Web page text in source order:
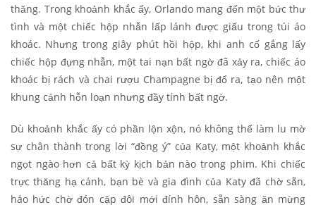
thăng. Trong khoảnh khắc ấy, Orlando mang đến một bức thư
tình và một chiếc hộp nhẫn lấp lánh được giấu trong túi áo
khoác. Nhưng trong giây phút hồi hộp, khi anh cố gắng lấy
chiếc hộp đựng nhẫn, một tai nạn bất ngờ đã xảy ra, chiếc áo
khoác bị rách và chai rượu Champagne bị đổ ra, tạo nên một
khung cảnh hỗn loạn nhưng đầy tính bất ngờ.
Dù khoảnh khắc ấy có phần lộn xộn, nó không thể làm lu mờ
sự chân thành trong lời “đồng ý” của Katy, một khoảnh khắc
ngọt ngào hơn cả bất kỳ kịch bản nào trong phim. Khi chiếc
trực thăng hạ cánh, bạn bè và gia đình của Katy đã chờ sẵn,
háo hức chờ đón cặp đôi mới đính hôn, sẵn sàng ăn mừng